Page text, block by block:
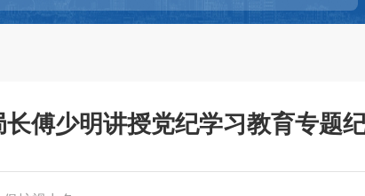
傅少明讲授党纪学习教育专题